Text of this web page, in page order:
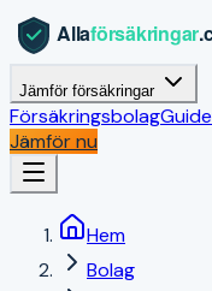
Jämför försäkringar
Försäkringsbolag
Jämför nu
Hem
Bolag